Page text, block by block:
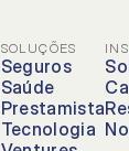
SOLUÇÕES
Seguros
Saúde
Prestamista
Tecnologia